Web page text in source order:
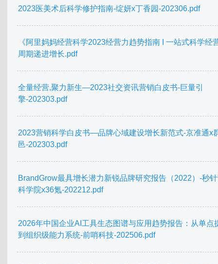
2023医美术后科学修护指南-绽妍x丁香园-202306.pdf
《阿里妈妈经营科学2023经营力趋势指南 I 一站式科学经
周期递进增长.pdf
全量经营,聚力新生—2023社交资讯营销白皮书-巨量引
擎-202303.pdf
2023营销科学白皮书—品牌心域建设增长新范式-京准通x
邑-202303.pdf
BrandGrow最具增长潜力新锐品牌研究报告（2022）-秒
科学院x36氪-202212.pdf
2026年中国企业AI工具生态图谱与应用趋势报告：从单点
到组织级能力系统-前哨科技-202506.pdf